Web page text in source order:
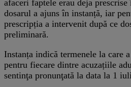
afaceri faptele erau deja
dosarul a ajuns în instanță, iar
prescripția a intervenit după ce
preliminară.
Instanța indică termenele la care
pentru fiecare dintre acuzațiile
sentinţa pronunţată la data la 1